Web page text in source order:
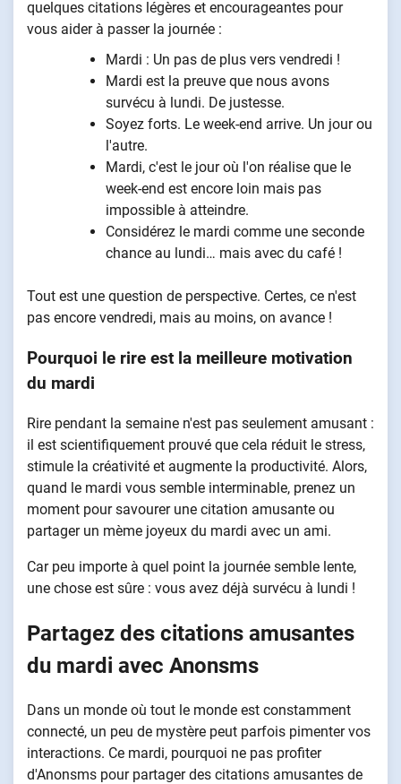
quelques citations légères et encourageantes pour
vous aider à passer la journée :
Mardi : Un pas de plus vers vendredi !
Mardi est la preuve que nous avons
survécu à lundi. De justesse.
Soyez forts. Le week-end arrive. Un jour ou
l'autre.
Mardi, c'est le jour où l'on réalise que le
week-end est encore loin mais pas
impossible à atteindre.
Considérez le mardi comme une seconde
chance au lundi… mais avec du café !
Tout est une question de perspective. Certes, ce n'est
pas encore vendredi, mais au moins, on avance !
Pourquoi le rire est la meilleure motivation
du mardi
Rire pendant la semaine n'est pas seulement amusant :
il est scientifiquement prouvé que cela réduit le stress,
stimule la créativité et augmente la productivité. Alors,
quand le mardi vous semble interminable, prenez un
moment pour savourer une citation amusante ou
partager un mème joyeux du mardi avec un ami.
Car peu importe à quel point la journée semble lente,
une chose est sûre : vous avez déjà survécu à lundi !
Partagez des citations amusantes
du mardi avec Anonsms
Dans un monde où tout le monde est constamment
connecté, un peu de mystère peut parfois pimenter vos
interactions. Ce mardi, pourquoi ne pas profiter
d'Anonsms pour partager des citations amusantes de